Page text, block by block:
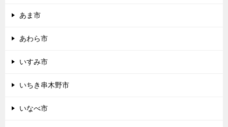
あま市
あわら市
いすみ市
いちき串木野市
いなべ市